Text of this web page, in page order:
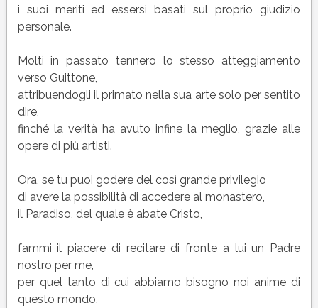
i suoi meriti ed essersi basati sul proprio giudizio
personale.
Molti in passato tennero lo stesso atteggiamento
verso Guittone,
attribuendogli il primato nella sua arte solo per sentito
dire,
finché la verità ha avuto infine la meglio, grazie alle
opere di più artisti.
Ora, se tu puoi godere del così grande privilegio
di avere la possibilità di accedere al monastero,
il Paradiso, del quale è abate Cristo,
fammi il piacere di recitare di fronte a lui un Padre
nostro per me,
per quel tanto di cui abbiamo bisogno noi anime di
questo mondo,